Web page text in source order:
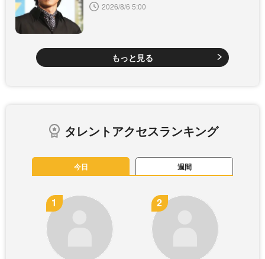
2026/8/6 5:00
もっと見る
タレントアクセスランキング
今日 週間